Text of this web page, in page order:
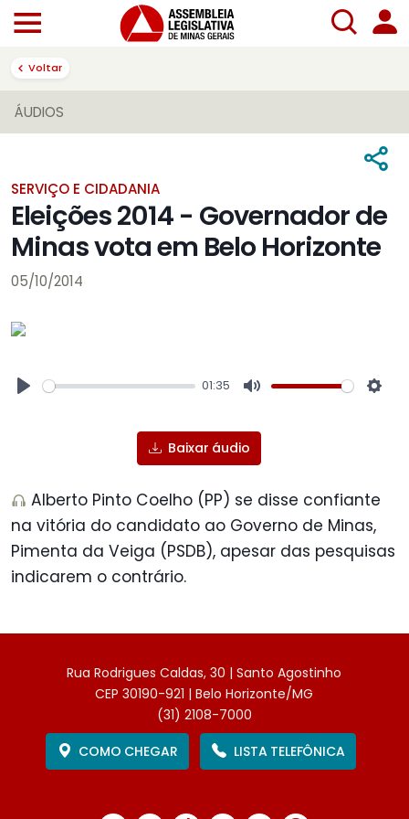
Voltar
ÁUDIOS
SERVIÇO E CIDADANIA
Eleições 2014 - Governador de
Minas vota em Belo Horizonte
05/10/2014
01:35
Baixar áudio
Alberto Pinto Coelho (PP) se disse confiante
na vitória do candidato ao Governo de Minas,
Pimenta da Veiga (PSDB), apesar das pesquisas
indicarem o contrário.
Rua Rodrigues Caldas, 30 | Santo Agostinho
CEP 30190-921 | Belo Horizonte/MG
(31) 2108-7000
COMO CHEGAR
LISTA TELEFÔNICA